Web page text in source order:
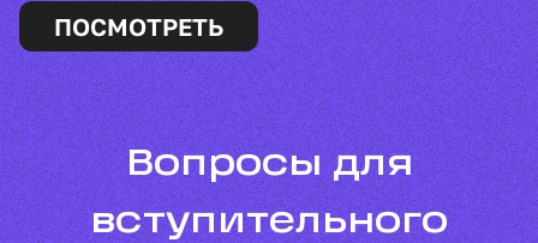
ПОСМОТРЕТЬ
Вопросы для
вступительного